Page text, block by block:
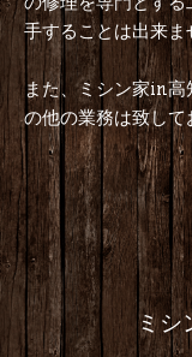
手することは出来ま
また、ミシン家in高
の他の業務は致して
ミシ